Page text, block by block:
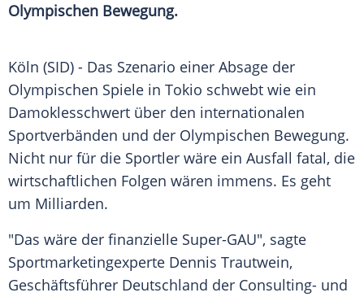
Olympischen Bewegung.
Köln (SID) - Das Szenario einer Absage der
Olympischen Spiele in Tokio schwebt wie ein
Damoklesschwert über den internationalen
Sportverbänden und der Olympischen Bewegung.
Nicht nur für die Sportler wäre ein Ausfall fatal, die
wirtschaftlichen Folgen wären immens. Es geht
um Milliarden.
"Das wäre der finanzielle Super-GAU", sagte
Sportmarketingexperte Dennis Trautwein,
Geschäftsführer Deutschland der Consulting- und